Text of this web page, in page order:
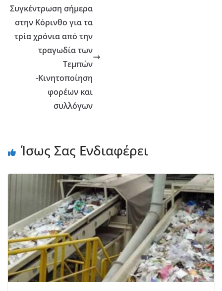
Συγκέντρωση σήμερα
στην Κόρινθο για τα
τρία χρόνια από την
τραγωδία των
Τεμπών
-Κινητοποίηση
φορέων και
συλλόγων
Ίσως Σας Ενδιαφέρει